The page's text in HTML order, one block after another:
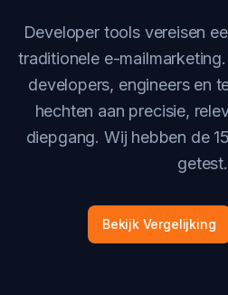
Developer tools vereisen
traditionele e-
developers, engineers en
hechten aan precisie,
diepgang. Wij hebben de
getest.
Bekijk Vergelijking